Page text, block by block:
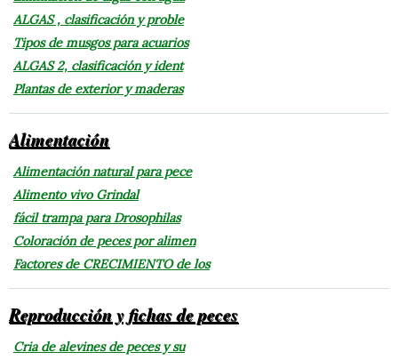
ALGAS , clasificación y proble
Tipos de musgos para acuarios
ALGAS 2, clasificación y ident
Plantas de exterior y maderas
Alimentación
Alimentación natural para pece
Alimento vivo Grindal
fácil trampa para Drosophilas
Coloración de peces por alimen
Factores de CRECIMIENTO de los
Reproducción y fichas de peces
Cria de alevines de peces y su